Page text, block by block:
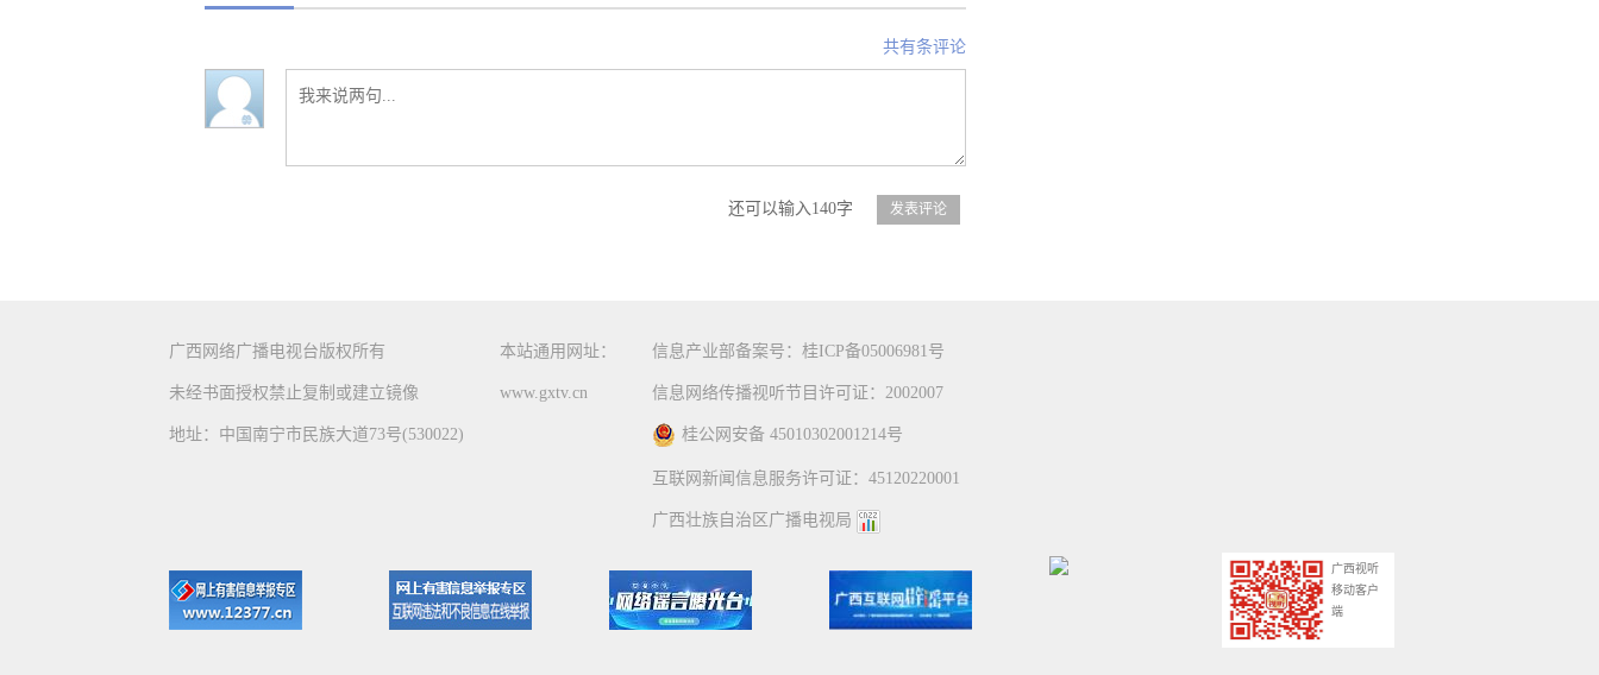
共有条评论
还可以输入140字
广西网络广播电视台版权所有
未经书面授权禁止复制或建立镜像
地址：中国南宁市民族大道73号(530022)
本站通用网址：
www.gxtv.cn
信息产业部备案号：桂ICP备05006981号
信息网络传播视听节目许可证：2002007
桂公网安备 45010302001214号
互联网新闻信息服务许可证：45120220001
广西壮族自治区广播电视局
广西视听
移动客户
端